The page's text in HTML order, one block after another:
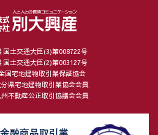
国土交通大臣(3)第008722号
国土交通大臣(2)第003127号
国宅地建物取引業保証協会
県宅地建物取引業協会会員
不動産公正取引協議会会員